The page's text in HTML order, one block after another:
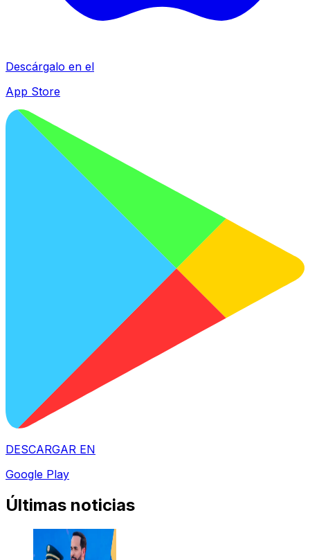
Descárgalo en el
App Store
DESCARGAR EN
Google Play
Últimas noticias